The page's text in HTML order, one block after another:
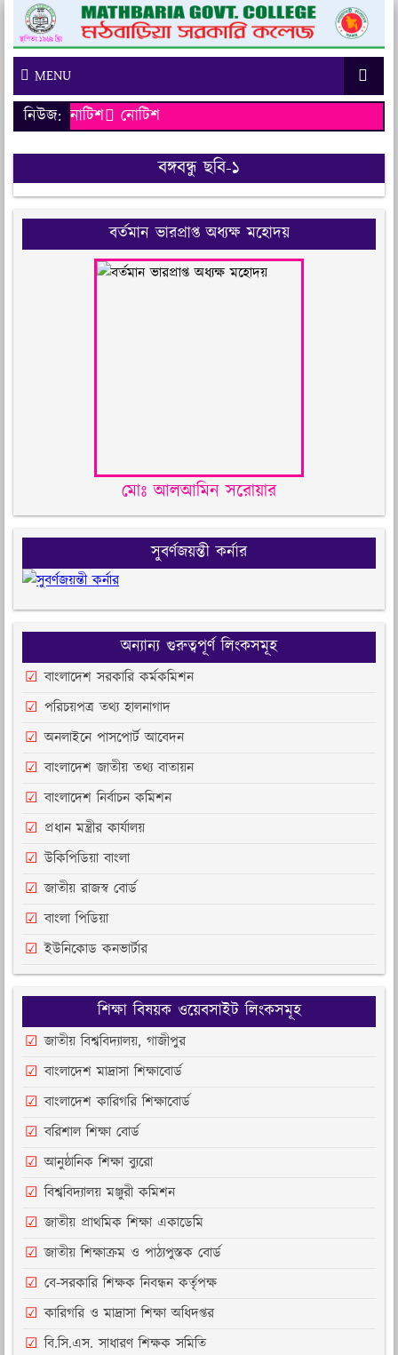
MENU
নিউজ: নোটিশ
নোটিশ
বঙ্গবন্ধু ছবি-১
বর্তমান ভারপ্রাপ্ত অধ্যক্ষ মহোদয়
মোঃ আলআমিন সরোয়ার
সুবর্ণজয়ন্তী কর্নার
অন্যান্য গুরুত্বপূর্ণ লিংকসমূহ
বাংলাদেশ সরকারি কর্মকমিশন
পরিচয়পত্র তথ্য হালনাগাদ
অনলাইনে পাসপোর্ট আবেদন
বাংলাদেশ জাতীয় তথ্য বাতায়ন
বাংলাদেশ নির্বাচন কমিশন
প্রধান মন্ত্রীর কার্যালয়
উকিপিডিয়া বাংলা
জাতীয় রাজস্ব বোর্ড
বাংলা পিডিয়া
ইউনিকোড কনভার্টার
শিক্ষা বিষয়ক ওয়েবসাইট লিংকসমূহ
জাতীয় বিশ্ববিদ্যালয়, গাজীপুর
বাংলাদেশ মাদ্রাসা শিক্ষাবোর্ড
বাংলাদেশ কারিগরি শিক্ষাবোর্ড
বরিশাল শিক্ষা বোর্ড
আনুষ্ঠানিক শিক্ষা ব্যুরো
বিশ্ববিদ্যালয় মঞ্জুরী কমিশন
জাতীয় প্রাথমিক শিক্ষা একাডেমি
জাতীয় শিক্ষাক্রম ও পাঠ্যপুস্তক বোর্ড
বে-সরকারি শিক্ষক নিবন্ধন কর্তৃপক্ষ
কারিগরি ও মাদ্রাসা শিক্ষা অধিদপ্তর
বি.সি.এস. সাধারণ শিক্ষক সমিতি